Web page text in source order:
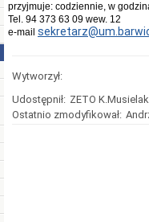
przyjmuje: codziennie, w
Tel. 94 373 63 09 wew. 12
e-mail
Wytworzył:
Udostępnił: ZETO K.Musielak
Ostatnio zmodyfikował: